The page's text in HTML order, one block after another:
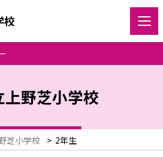
校
上野芝小学校
芝小学校 > 2年生